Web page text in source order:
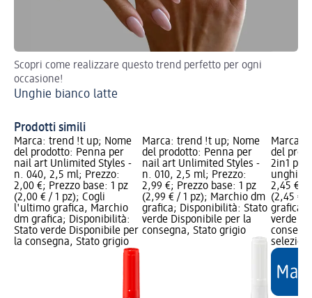
Scopri come realizzare questo trend perfetto per ogni
occasione!
Unghie bianco latte
Prodotti simili
Marca: trend !t up; Nome
del prodotto: Penna per
nail art Unlimited Styles -
n. 040, 2,5 ml; Prezzo:
2,00 €; Prezzo base: 1 pz
(2,00 € / 1 pz); Cogli
l'ultimo grafica, Marchio
dm grafica; Disponibilità:
Stato verde Disponibile per
la consegna, Stato grigio
Marca: trend !t up; Nome
del prodotto: Penna per
nail art Unlimited Styles -
n. 010, 2,5 ml; Prezzo:
2,99 €; Prezzo base: 1 pz
(2,99 € / 1 pz); Marchio dm
grafica; Disponibilità: Stato
verde Disponibile per la
consegna, Stato grigio
Marca:
del
2in1 per
unghie,
2,45 €;
(2,45 € /
grafica;
verde